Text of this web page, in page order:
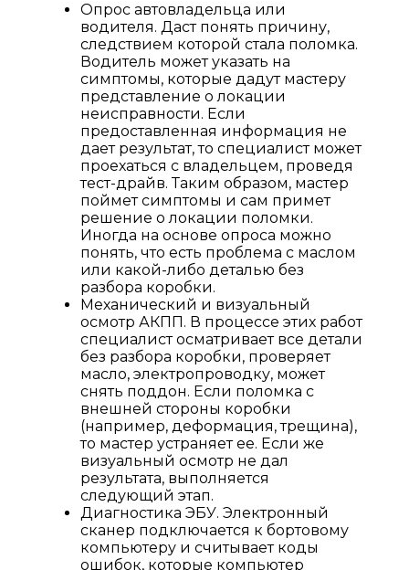
Опрос автовладельца или
водителя. Даст понять причину,
следствием которой стала поломка.
Водитель может указать на
симптомы, которые дадут мастеру
представление о локации
неисправности. Если
предоставленная информация не
дает результат, то специалист может
проехаться с владельцем, проведя
тест-драйв. Таким образом, мастер
поймет симптомы и сам примет
решение о локации поломки.
Иногда на основе опроса можно
понять, что есть проблема с маслом
или какой-либо деталью без
разбора коробки.
Механический и визуальный
осмотр АКПП. В процессе этих работ
специалист осматривает все детали
без разбора коробки, проверяет
масло, электропроводку, может
снять поддон. Если поломка с
внешней стороны коробки
(например, деформация, трещина),
то мастер устраняет ее. Если же
визуальный осмотр не дал
результата, выполняется
следующий этап.
Диагностика ЭБУ. Электронный
сканер подключается к бортовому
компьютеру и считывает коды
ошибок, которые компьютер